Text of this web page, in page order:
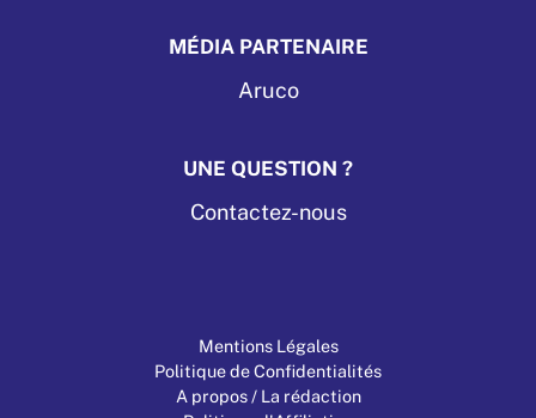
MÉDIA PARTENAIRE
Aruco
UNE QUESTION ?
Contactez-nous
Mentions Légales
Politique de Confidentialités
A propos / La rédaction